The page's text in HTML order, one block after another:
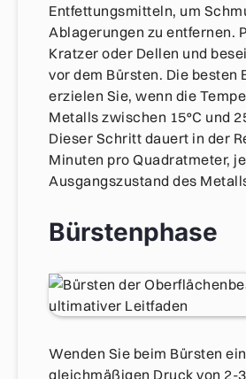
Entfettungsmitteln, um
Ablagerungen zu entfernen.
Kratzer oder Dellen und
vor dem Bürsten. Die besten
erzielen Sie, wenn die
Metalls zwischen 15°C und
Dieser Schritt dauert in der
Minuten pro Quadratmeter,
Ausgangszustand des
Bürstenphase
Wenden Sie beim Bürsten
gleichmäßigen Druck von 2-